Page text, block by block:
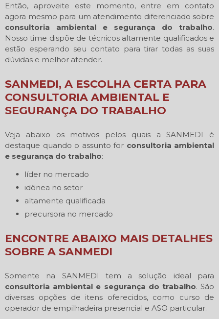
Então, aproveite este momento, entre em contato
agora mesmo para um atendimento diferenciado sobre
consultoria ambiental e segurança do trabalho.
Nosso time dispõe de técnicos altamente qualificados e
estão esperando seu contato para tirar todas as suas
dúvidas e melhor atender.
SANMEDI, A ESCOLHA CERTA PARA
CONSULTORIA AMBIENTAL E
SEGURANÇA DO TRABALHO
Veja abaixo os motivos pelos quais a SANMEDI é
destaque quando o assunto for consultoria ambiental
e segurança do trabalho:
líder no mercado
idônea no setor
altamente qualificada
precursora no mercado
ENCONTRE ABAIXO MAIS DETALHES
SOBRE A SANMEDI
Somente na SANMEDI tem a solução ideal para
consultoria ambiental e segurança do trabalho. São
diversas opções de itens oferecidos, como curso de
operador de empilhadeira presencial e ASO particular.